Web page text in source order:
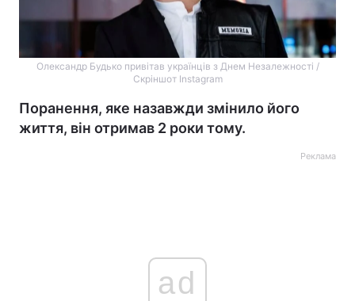
Олександр Будько привітав українців з Днем Незалежності /
Скріншот Instagram
Поранення, яке назавжди змінило його
життя, він отримав 2 роки тому.
Реклама
ad